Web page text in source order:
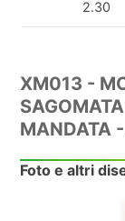
2.30
XM013 -
MANDATA
Foto e altri